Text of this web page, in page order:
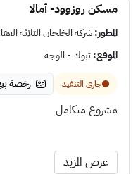
مسكن روزوود- أمالا
المطور:شركة الخلجان الثلاثة
الموقع:تبوك - الوجه
جارى التنفيد رخصة
مشروع متكامل
عرض المزيد